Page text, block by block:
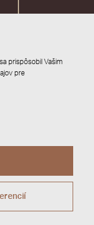
prispôsobil Vašim
pre